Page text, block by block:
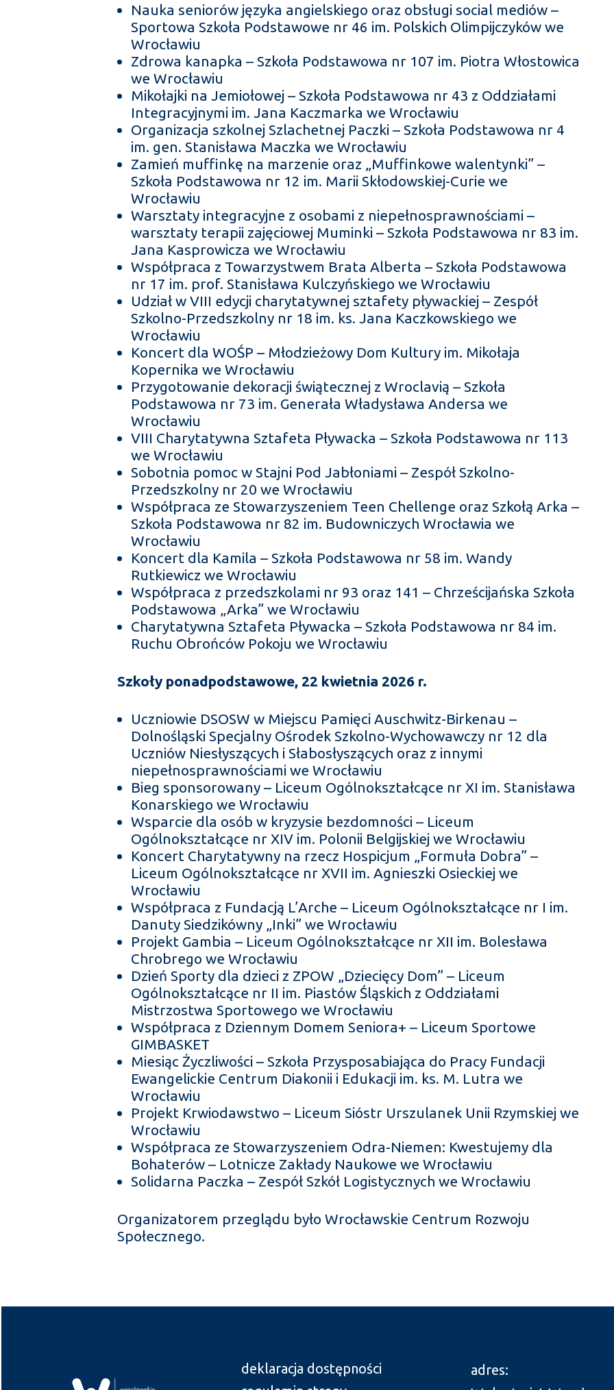
Nauka seniorów języka angielskiego oraz obsługi social mediów –
Sportowa Szkoła Podstawowe nr 46 im. Polskich Olimpijczyków we
Wrocławiu
Zdrowa kanapka – Szkoła Podstawowa nr 107 im. Piotra Włostowica
we Wrocławiu
Mikołajki na Jemiołowej – Szkoła Podstawowa nr 43 z Oddziałami
Integracyjnymi im. Jana Kaczmarka we Wrocławiu
Organizacja szkolnej Szlachetnej Paczki – Szkoła Podstawowa nr 4
im. gen. Stanisława Maczka we Wrocławiu
Zamień muffinkę na marzenie oraz „Muffinkowe walentynki” –
Szkoła Podstawowa nr 12 im. Marii Skłodowskiej-Curie we
Wrocławiu
Warsztaty integracyjne z osobami z niepełnosprawnościami –
warsztaty terapii zajęciowej Muminki – Szkoła Podstawowa nr 83 im.
Jana Kasprowicza we Wrocławiu
Współpraca z Towarzystwem Brata Alberta – Szkoła Podstawowa
nr 17 im. prof. Stanisława Kulczyńskiego we Wrocławiu
Udział w VIII edycji charytatywnej sztafety pływackiej – Zespół
Szkolno-Przedszkolny nr 18 im. ks. Jana Kaczkowskiego we
Wrocławiu
Koncert dla WOŚP – Młodzieżowy Dom Kultury im. Mikołaja
Kopernika we Wrocławiu
Przygotowanie dekoracji świątecznej z Wroclavią – Szkoła
Podstawowa nr 73 im. Generała Władysława Andersa we
Wrocławiu
VIII Charytatywna Sztafeta Pływacka – Szkoła Podstawowa nr 113
we Wrocławiu
Sobotnia pomoc w Stajni Pod Jabłoniami – Zespół Szkolno-
Przedszkolny nr 20 we Wrocławiu
Współpraca ze Stowarzyszeniem Teen Chellenge oraz Szkołą Arka –
Szkoła Podstawowa nr 82 im. Budowniczych Wrocławia we
Wrocławiu
Koncert dla Kamila – Szkoła Podstawowa nr 58 im. Wandy
Rutkiewicz we Wrocławiu
Współpraca z przedszkolami nr 93 oraz 141 – Chrześcijańska Szkoła
Podstawowa „Arka” we Wrocławiu
Charytatywna Sztafeta Pływacka – Szkoła Podstawowa nr 84 im.
Ruchu Obrońców Pokoju we Wrocławiu
Szkoły ponadpodstawowe, 22 kwietnia 2026 r.
Uczniowie DSOSW w Miejscu Pamięci Auschwitz-Birkenau –
Dolnośląski Specjalny Ośrodek Szkolno-Wychowawczy nr 12 dla
Uczniów Niesłyszących i Słabosłyszących oraz z innymi
niepełnosprawnościami we Wrocławiu
Bieg sponsorowany – Liceum Ogólnokształcące nr XI im. Stanisława
Konarskiego we Wrocławiu
Wsparcie dla osób w kryzysie bezdomności – Liceum
Ogólnokształcące nr XIV im. Polonii Belgijskiej we Wrocławiu
Koncert Charytatywny na rzecz Hospicjum „Formuła Dobra” –
Liceum Ogólnokształcące nr XVII im. Agnieszki Osieckiej we
Wrocławiu
Współpraca z Fundacją L’Arche – Liceum Ogólnokształcące nr I im.
Danuty Siedzikówny „Inki” we Wrocławiu
Projekt Gambia – Liceum Ogólnokształcące nr XII im. Bolesława
Chrobrego we Wrocławiu
Dzień Sporty dla dzieci z ZPOW „Dziecięcy Dom” – Liceum
Ogólnokształcące nr II im. Piastów Śląskich z Oddziałami
Mistrzostwa Sportowego we Wrocławiu
Współpraca z Dziennym Domem Seniora+ – Liceum Sportowe
GIMBASKET
Miesiąc Życzliwości – Szkoła Przysposabiająca do Pracy Fundacji
Ewangelickie Centrum Diakonii i Edukacji im. ks. M. Lutra we
Wrocławiu
Projekt Krwiodawstwo – Liceum Sióstr Urszulanek Unii Rzymskiej we
Wrocławiu
Współpraca ze Stowarzyszeniem Odra-Niemen: Kwestujemy dla
Bohaterów – Lotnicze Zakłady Naukowe we Wrocławiu
Solidarna Paczka – Zespół Szkół Logistycznych we Wrocławiu
Organizatorem przeglądu było Wrocławskie Centrum Rozwoju
Społecznego.
deklaracja dostępności
adres: